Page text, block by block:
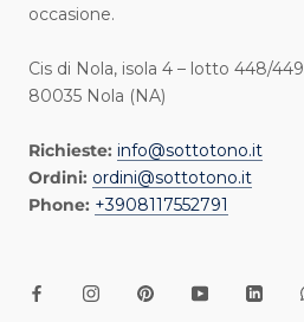
occasione.
Cis di Nola, isola 4 – lotto 448/449
80035 Nola (NA)
Richieste: info@sottotono.it
Ordini: ordini@sottotono.it
Phone: +3908117552791